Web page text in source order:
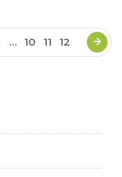
… 10 11 12